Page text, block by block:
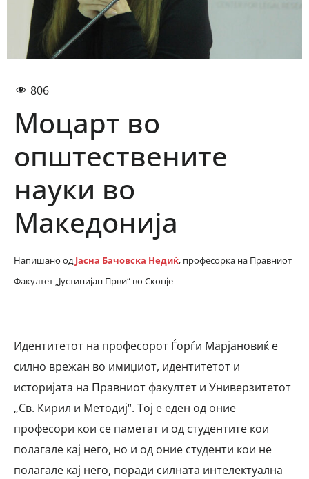
806
Моцарт во
општествените
науки во
Македонија
Напишано одЈасна Бачовска Недиќ, професорка на Правниот
Факултет „Јустинијан Први“ во Скопје
Идентитетот на професорот Ѓорѓи Марјановиќ е
силно врежан во имиџиот, идентитетот и
историјата на Правниот факултет и Универзитетот
„Св. Кирил и Методиј“. Тој е еден од оние
професори кои се паметат и од студентите кои
полагале кај него, но и од оние студенти кои не
полагале кај него, поради силната интелектуална